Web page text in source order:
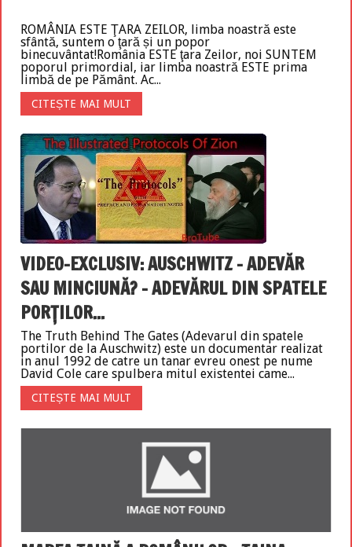
ROMÂNIA ESTE ŢARA ZEILOR, limba noastră este
sfântă, suntem o ţară și un popor
binecuvântat!România ESTE ţara Zeilor, noi SUNTEM
poporul primordial, iar limba noastră ESTE prima
limbă de pe Pământ. Ac...
CITEȘTE MAI MULT
VIDEO-EXCLUSIV: AUSCHWITZ – ADEVĂR
SAU MINCIUNĂ? – ADEVĂRUL DIN SPATELE
PORȚILOR...
The Truth Behind The Gates (Adevarul din spatele
portilor de la Auschwitz) este un documentar realizat
in anul 1992 de catre un tanar evreu onest pe nume
David Cole care spulbera mitul existentei came...
CITEȘTE MAI MULT